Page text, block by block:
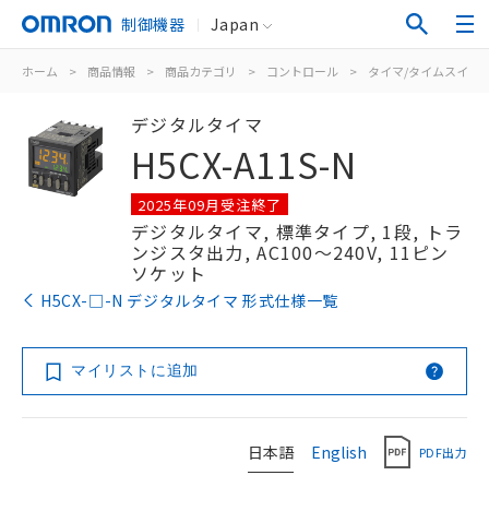
制御機器 Japan
ホーム > 商品情報 > 商品カテゴリ > コントロール > タイマ/タイムスイッ
デジタルタイマ
H5CX-A11S-N
2025年09月受注終了
デジタルタイマ, 標準タイプ, 1段, トラ
ンジスタ出力, AC100～240V, 11ピン
ソケット
H5CX-□-N デジタルタイマ 形式仕様一覧
マイリストに追加
日本語 English PDF出力